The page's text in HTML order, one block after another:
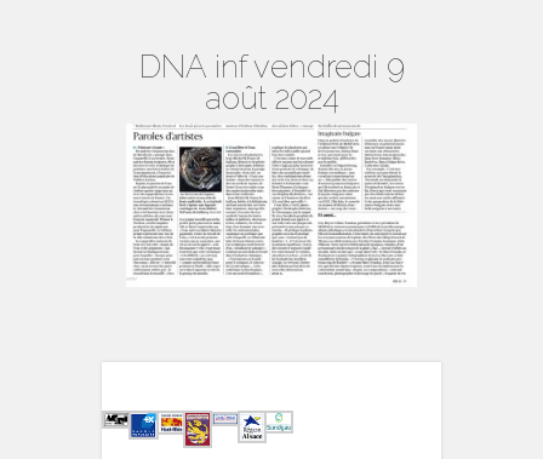
DNA inf vendredi 9
août 2024